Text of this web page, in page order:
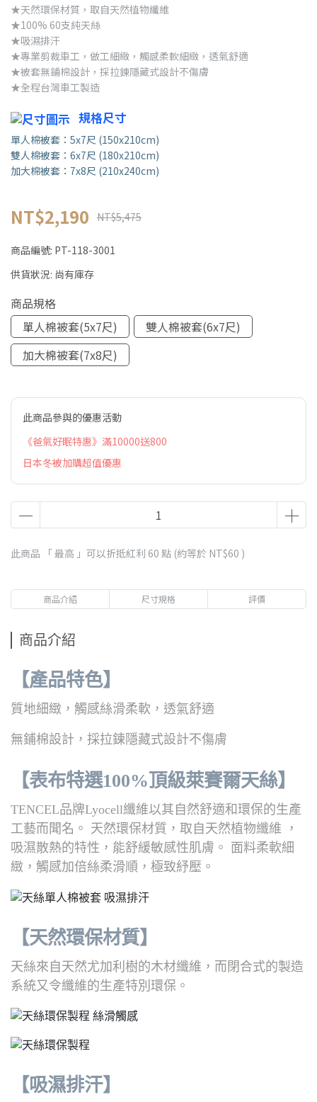
★天然環保材質，取自天然植物纖維
★100% 60支純天絲
★吸濕排汗
★專業剪裁車工，做工細緻，觸感柔軟細緻，透氣舒適
★被套無鋪棉設計，採拉鍊隱藏式設計不傷膚
★全程台灣車工製造
規格尺寸
單人棉被套：5x7尺 (150x210cm)
雙人棉被套：6x7尺 (180x210cm)
加大棉被套：7x8尺 (210x240cm)
NT$2,190 NT$5,475
商品編號: PT-118-3001
供貨狀況: 尚有庫存
商品規格
單人棉被套(5x7尺)
雙人棉被套(6x7尺)
加大棉被套(7x8尺)
此商品參與的優惠活動
《爸氣好眠特惠》滿10000送800
日本冬被加購超值優惠
此商品 「 最高 」可以折抵紅利 60 點 (約等於 NT$60 )
商品介紹 尺寸規格 評價
商品介紹
【產品特色】
質地細緻，觸感絲滑柔軟，透氣舒適
無鋪棉設計，採拉鍊隱藏式設計不傷膚
【表布特選100%頂級萊賽爾天絲】
TENCEL品牌Lyocell纖維以其自然舒適和環保的生產
工藝而聞名。 天然環保材質，取自天然植物纖維 ，
吸濕散熱的特性，能舒緩敏感性肌膚。 面料柔軟細
緻，觸感加倍絲柔滑順，極致紓壓。
【天然環保材質】
天絲來自天然尤加利樹的木材纖維，而閉合式的製造
系統又令纖維的生產特別環保。
【吸濕排汗】